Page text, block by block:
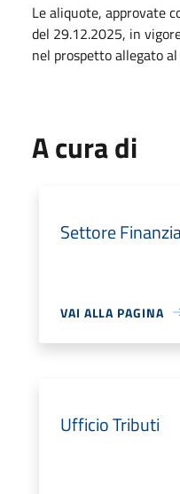
Le aliquote, approvate
del 29.12.2025, in
nel prospetto allegato
A cura di
Settore
VAI ALLA PAGINA
Ufficio Tributi